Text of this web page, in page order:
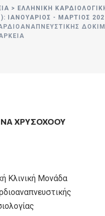
> ΕΛΛΗΝΙΚΗ
ΙΑΝΟΥΆΡΙΟΣ - ΜΆΡΤΙΟΣ
ΧΡΥΣΟΧΟΟΥ
Κλινική Μονάδα